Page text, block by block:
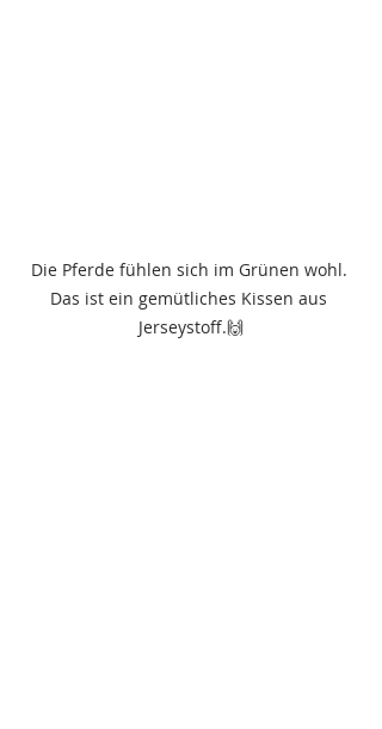
Die Pferde fühlen sich im Grünen wohl.
Das ist ein gemütliches Kissen aus
Jerseystoff.🙌